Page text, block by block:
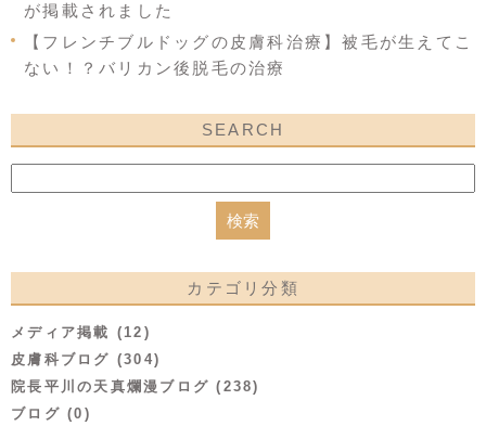
が掲載されました
【フレンチブルドッグの皮膚科治療】被毛が生えてこ
ない！？バリカン後脱毛の治療
SEARCH
カテゴリ分類
メディア掲載 (12)
皮膚科ブログ (304)
院長平川の天真爛漫ブログ (238)
ブログ (0)